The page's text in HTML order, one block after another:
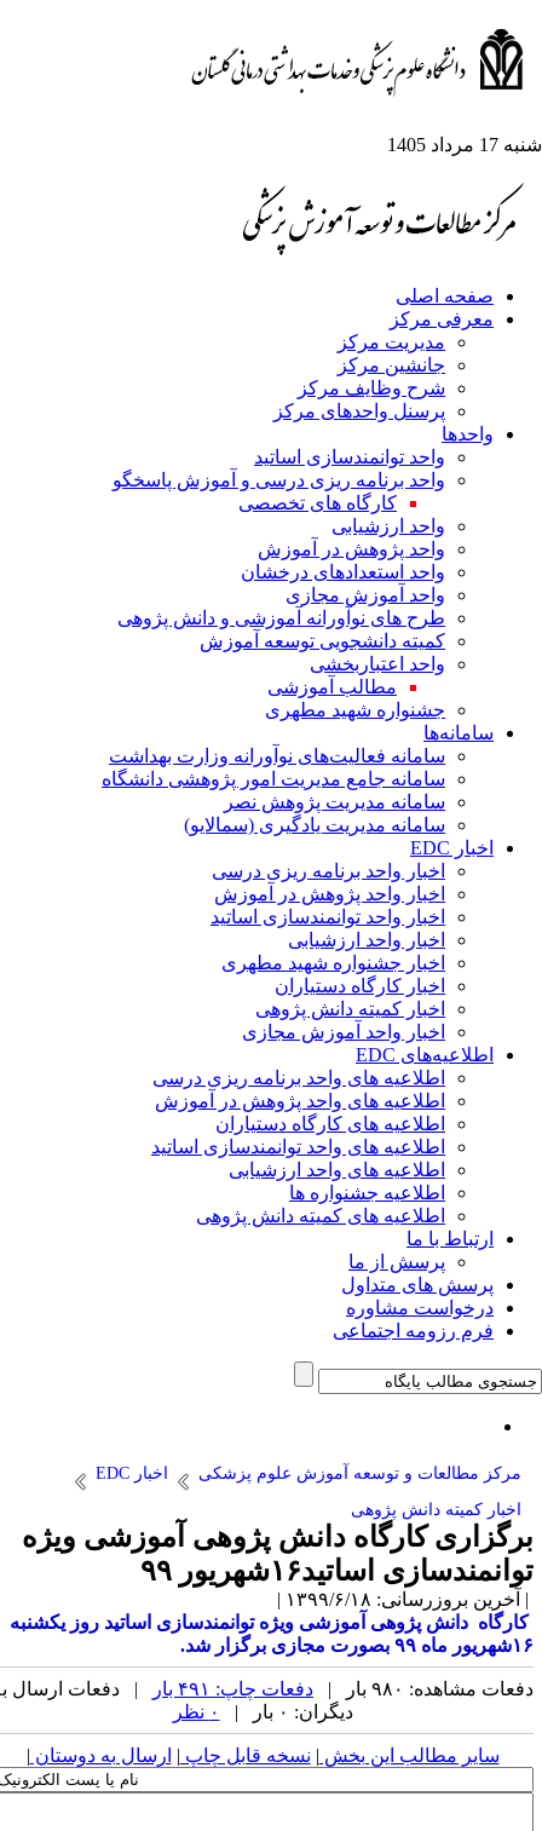
17 مرداد 1405
صفحه اصلی
معرفی مرکز
مدیریت مرکز
جانشین مرکز
شرح وظایف مرکز
پرسنل واحدهای مرکز
واحدها
واحد توانمندسازی اساتید
واحد برنامه ریزی درسی و آموزش پاسخگو
کارگاه های تخصصی
واحد ارزشیابی
واحد پژوهش در آموزش
واحد استعدادهای درخشان
واحد آموزش مجازی
طرح های نوآورانه آموزشی و دانش پژوهی
کمیته دانشجویی توسعه آموزش
واحد اعتباربخشی
مطالب آموزشی
جشنواره شهید مطهری
سامانه‌ها
سامانه فعالیت‌های نوآورانه وزارت بهداشت
سامانه جامع مدیریت امور پژوهشی دانشگاه
سامانه مدیریت پژوهش نصر
سامانه مدیریت یادگیری (سمالایو)
اخبار EDC
اخبار واحد برنامه ریزی درسی
اخبار واحد پژوهش در آموزش
اخبار واحد توانمندسازی اساتید
اخبار واحد ارزشیابی
اخبار جشنواره شهید مطهری
اخبار کارگاه دستیاران
اخبار کمیته دانش پژوهی
اخبار واحد آموزش مجازی
اطلاعیه‌های EDC
اطلاعیه های واحد برنامه ریزی درسی
اطلاعیه های واحد پژوهش در آموزش
اطلاعیه های کارگاه دستیاران
اطلاعیه های واحد توانمندسازی اساتید
اطلاعیه های واحد ارزشیابی
اطلاعیه جشنواره ها
اطلاعیه های کمیته دانش پژوهی
ارتباط با ما
پرسش از ما
پرسش های متداول
درخواست مشاوره
فرم رزومه اجتماعی
مرکز مطالعات و توسعه آموزش علوم پزشکی
اخبار EDC
اخبار کمیته دانش پژوهی
برگزاری کارگاه دانش پژوهی آموزشی ویژه
توانمندسازی اساتید۱۶شهریور ۹۹
| آخرین بروزرسانی: ۱۳۹۹/۶/۱۸ |
کارگاه دانش پژوهی آموزشی ویژه توانمندسازی اساتید روز یکشنبه
۱۶شهریور ماه ۹۹ بصورت مجازی برگزار شد.
دفعات مشاهده: ۹۸۰ بار | دفعات چاپ: ۴۹۱ بار
| دفعات ارسال
دیگران: ۰ بار |
۰ نظر
سایر مطالب این بخش | نسخه قابل چاپ | ارسال به دوستان